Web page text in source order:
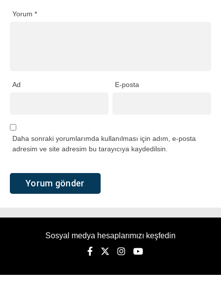
Yorum *
Ad E-posta
Daha sonraki yorumlarımda kullanılması için adım, e-posta
adresim ve site adresim bu tarayıcıya kaydedilsin.
Sosyal medya hesaplarımızı keşfedin